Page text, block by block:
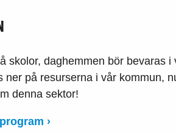
skolor, daghemmen bör bevaras
ner på resurserna i vår kommun,
denna sektor!
›